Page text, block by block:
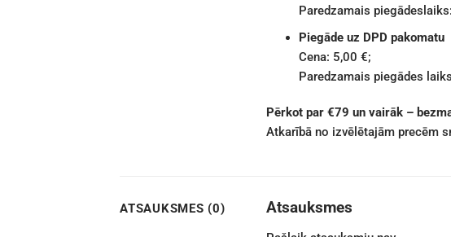
Paredzamais
Piegāde uz DPD pakomatu
Cena: 5,00 €;
Paredzamais piegādes
Pērkot par €79 un vairāk –
Atkarībā no izvēlētajām precēm
ATSAUKSMES (0) Atsauksmes